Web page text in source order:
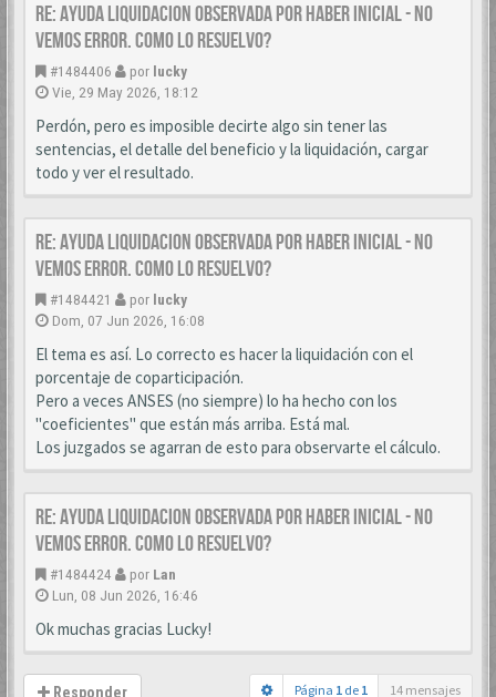
Re: AYUDA LIQUIDACION OBSERVADA POR HABER INICIAL - NO
VEMOS ERROR. COMO LO RESUELVO?
#1484406 por lucky
Vie, 29 May 2026, 18:12
Perdón, pero es imposible decirte algo sin tener las
sentencias, el detalle del beneficio y la liquidación, cargar
todo y ver el resultado.
Re: AYUDA LIQUIDACION OBSERVADA POR HABER INICIAL - NO
VEMOS ERROR. COMO LO RESUELVO?
#1484421 por lucky
Dom, 07 Jun 2026, 16:08
El tema es así. Lo correcto es hacer la liquidación con el
porcentaje de coparticipación.
Pero a veces ANSES (no siempre) lo ha hecho con los
"coeficientes" que están más arriba. Está mal.
Los juzgados se agarran de esto para observarte el cálculo.
Re: AYUDA LIQUIDACION OBSERVADA POR HABER INICIAL - NO
VEMOS ERROR. COMO LO RESUELVO?
#1484424 por Lan
Lun, 08 Jun 2026, 16:46
Ok muchas gracias Lucky!
Responder Página 1 de 1 14 mensajes